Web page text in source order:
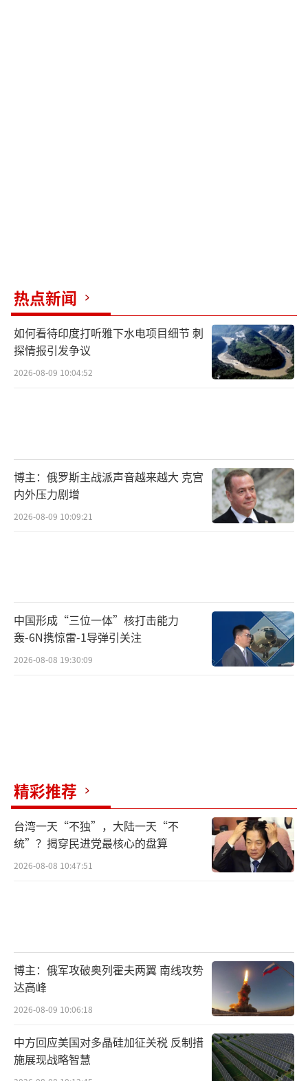
热点新闻
如何看待印度打听雅下水电项目细节 刺
探情报引发争议
2026-08-09 10:04:52
博主：俄罗斯主战派声音越来越大 克宫
内外压力剧增
2026-08-09 10:09:21
中国形成“三位一体”核打击能力
轰-6N携惊雷-1导弹引关注
2026-08-08 19:30:09
精彩推荐
台湾一天“不独”，大陆一天“不
统”？揭穿民进党最核心的盘算
2026-08-08 10:47:51
博主：俄军攻破奥列霍夫两翼 南线攻势
达高峰
2026-08-09 10:06:18
中方回应美国对多晶硅加征关税 反制措
施展现战略智慧